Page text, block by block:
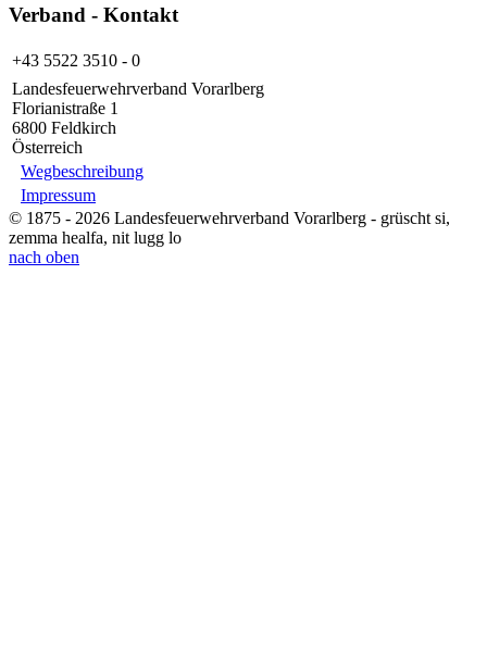
Verband - Kontakt
+43 5522 3510 - 0
Landesfeuerwehrverband Vorarlberg
Florianistraße 1
6800 Feldkirch
Österreich
Wegbeschreibung
Impressum
© 1875 - 2026 Landesfeuerwehrverband Vorarlberg - grüscht si,
zemma healfa, nit lugg lo
nach oben